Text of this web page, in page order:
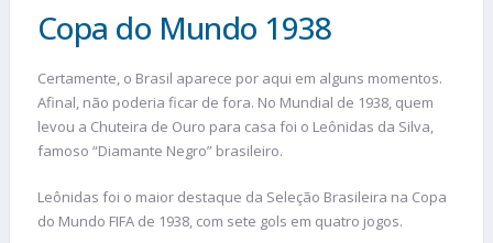
Copa do Mundo 1938
Certamente, o Brasil aparece por aqui em alguns momentos.
Afinal, não poderia ficar de fora. No Mundial de 1938, quem
levou a Chuteira de Ouro para casa foi o Leônidas da Silva,
famoso “Diamante Negro” brasileiro.
Leônidas foi o maior destaque da Seleção Brasileira na Copa
do Mundo FIFA de 1938, com sete gols em quatro jogos.